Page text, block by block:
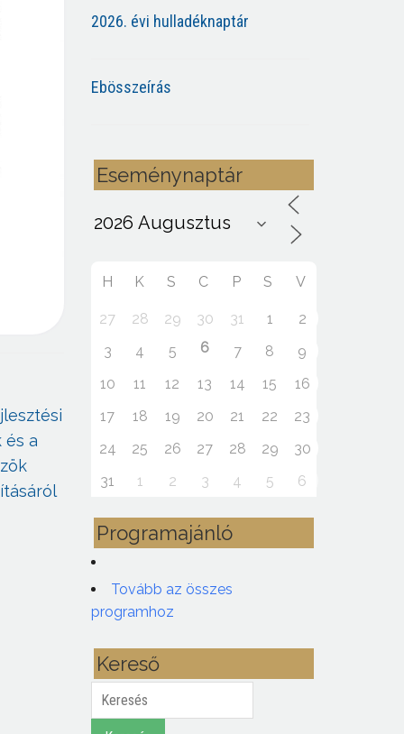
és a
2026. évi hulladéknaptár
Ebösszeírás
Eseménynaptár
H K S C P S V
27 28 29 30 31 1
2
3
4 5 6 7 8
9
10
11 12 13 14 15
16
17
18 19 20 21 22
23
24
25 26 27 28 29
30
31
1 2 3 4 5 6
Programajánló
Tovább az összes
programhoz
Kereső
Keresés